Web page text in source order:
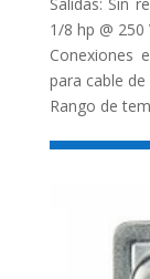
1/8 hp @ 250
Conexiones
para cable de
Rango de